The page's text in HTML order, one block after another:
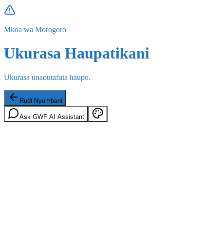
Mkoa wa Morogoro
Ukurasa Haupatikani
Ukurasa unaoutafuta haupo.
Rudi Nyumbani
Ask GWF AI Assistant